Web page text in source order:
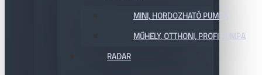
MINI, HORDOZHATÓ PUMPA
MŰHELY, OTTHONI, PROFI PUMPA
RADAR